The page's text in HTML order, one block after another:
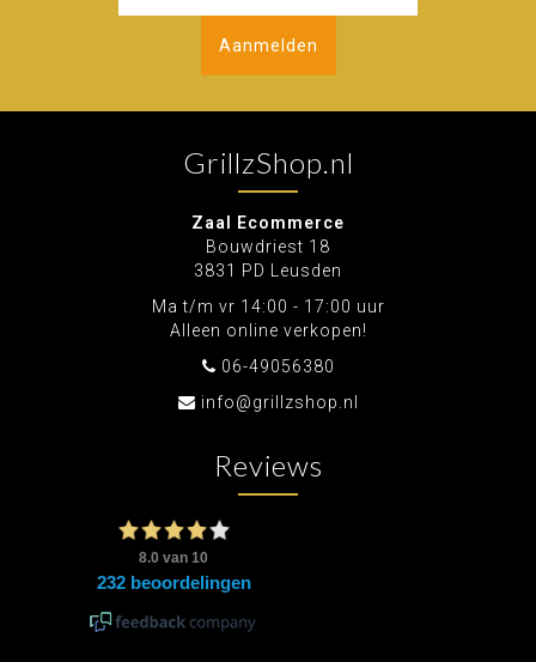
Aanmelden
GrillzShop.nl
Zaal Ecommerce
Bouwdriest 18
3831 PD Leusden
Ma t/m vr 14:00 - 17:00 uur
Alleen online verkopen!
06-49056380
info@grillzshop.nl
Reviews